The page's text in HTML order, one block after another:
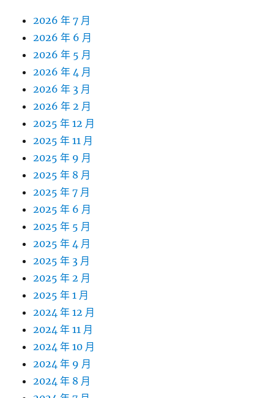
2026 年 7 月
2026 年 6 月
2026 年 5 月
2026 年 4 月
2026 年 3 月
2026 年 2 月
2025 年 12 月
2025 年 11 月
2025 年 9 月
2025 年 8 月
2025 年 7 月
2025 年 6 月
2025 年 5 月
2025 年 4 月
2025 年 3 月
2025 年 2 月
2025 年 1 月
2024 年 12 月
2024 年 11 月
2024 年 10 月
2024 年 9 月
2024 年 8 月